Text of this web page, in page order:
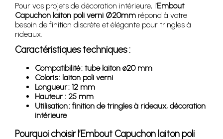
Pour vos projets de décoration intérieure, l’Embout
Capuchon laiton poli verni Ø20mm répond à votre
besoin de finition discrète et élégante pour tringles à
rideaux.
Caractéristiques techniques :
Compatibilité : tube laiton ø20 mm
Coloris : laiton poli verni
Longueur : 12 mm
Hauteur : 25 mm
Utilisation : finition de tringles à rideaux, décoration
intérieure
Pourquoi choisir l’Embout Capuchon laiton poli